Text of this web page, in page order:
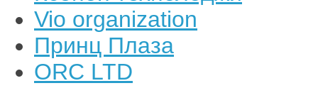
Vio organization
Принц Плаза
ORC LTD